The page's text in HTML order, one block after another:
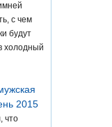
с чем
будут
холодный
2015
что